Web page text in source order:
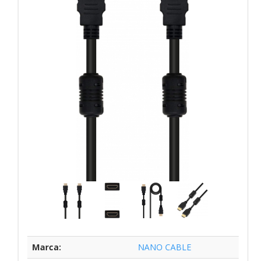
Marca:
NANO CABLE